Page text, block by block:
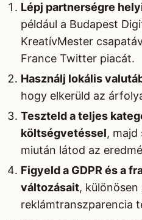
Lépj partnerségre
például a Budapest
KreatívMester
France Twitter piacát.
Használj lokális
hogy elkerüld az
Teszteld a teljes
költségvetéssel, majd
miután látod az
Figyeld a GDPR és a
változásait,
reklámtranszparencia